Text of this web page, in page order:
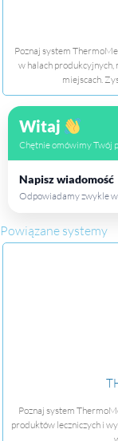
Poznaj system
w halach produkcyjnych,
miejscach.
Witaj
Chętnie omówimy Twój
Napisz wiadomość
Odpowiadamy zwykle
Powiązane systemy
Poznaj system
produktów leczniczych i